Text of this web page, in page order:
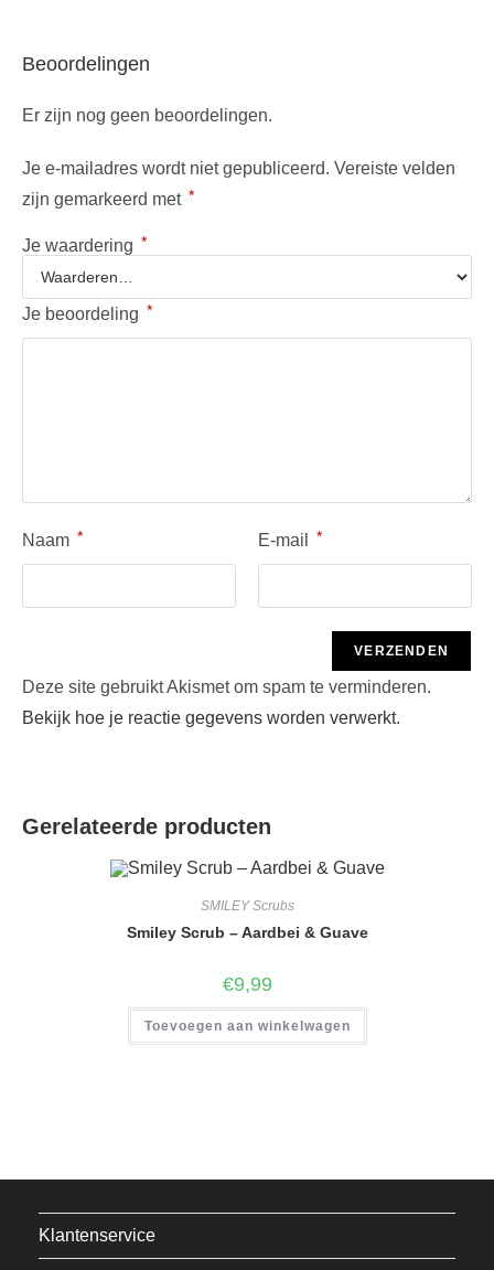
Beoordelingen
Er zijn nog geen beoordelingen.
Je e-mailadres wordt niet gepubliceerd. Vereiste velden
zijn gemarkeerd met *
Je waardering *
Je beoordeling *
Naam * E-mail *
Deze site gebruikt Akismet om spam te verminderen.
Bekijk hoe je reactie gegevens worden verwerkt.
Gerelateerde producten
SMILEY Scrubs
Smiley Scrub – Aardbei & Guave
€9,99
Toevoegen aan winkelwagen
Klantenservice